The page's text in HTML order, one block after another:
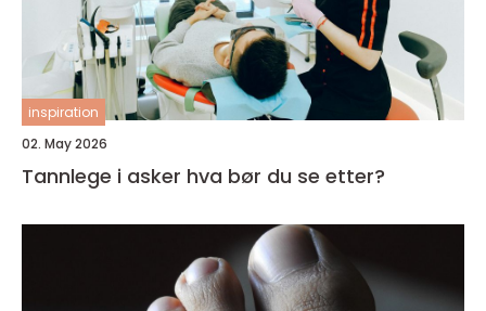
inspiration
02. May 2026
Tannlege i asker hva bør du se etter?